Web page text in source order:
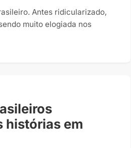
Antes ridicularizado,
muito elogiada nos
histórias em